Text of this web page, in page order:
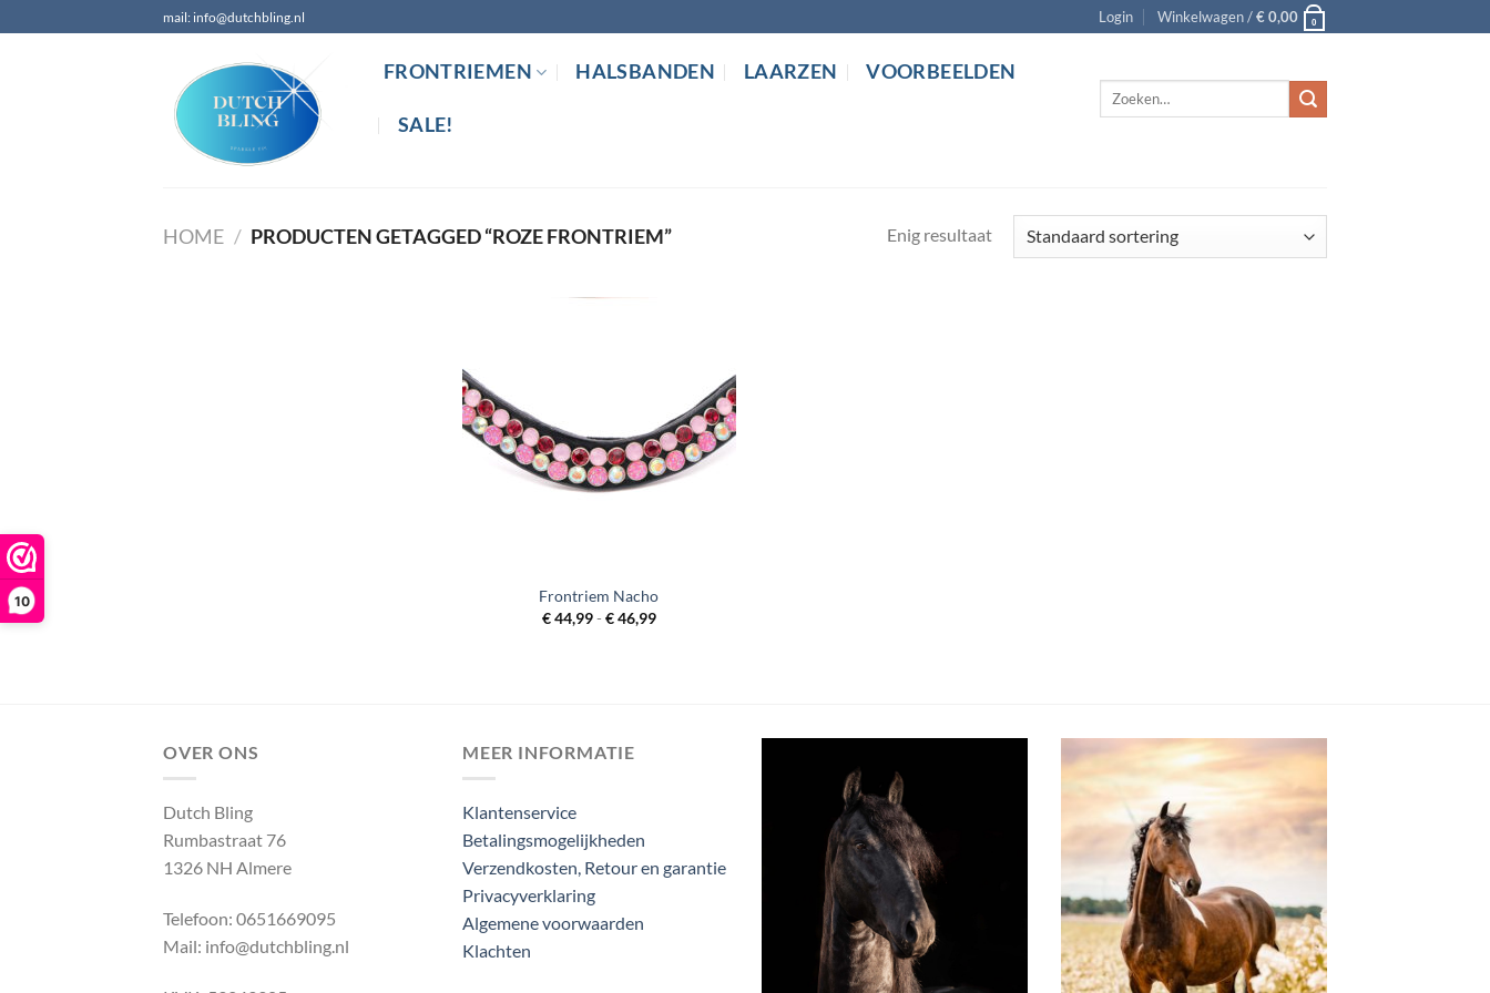
10
naar
mail: info@dutchbling.nl Login Winkelwagen /€0,00 0
FRONTRIEMEN HALSBANDEN LAARZEN VOORBEELDEN
SALE!
Zoeken
HOME / PRODUCTEN GETAGGED “ROZE FRONTRIEM” Enig resultaat
Frontriem Nacho
€44,99- €46,99Prijsklasse:
OVER ONS
Dutch Bling
Rumbastraat 76
1326 NH Almere
Telefoon: 0651669095
Mail: info@dutchbling.nl
MEER INFORMATIE
Klantenservice
Betalingsmogelijkheden
Verzendkosten, Retour en garantie
Privacyverklaring
Algemene voorwaarden
Klachten